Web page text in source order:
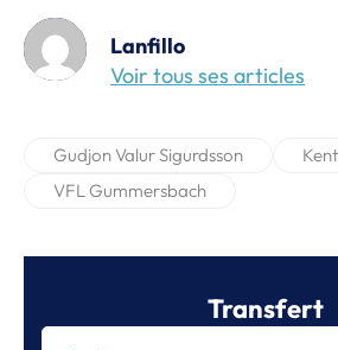
Lanfillo
Voir tous ses articles
Gudjon Valur Sigurdsson
VFL Gummersbach
Transfert